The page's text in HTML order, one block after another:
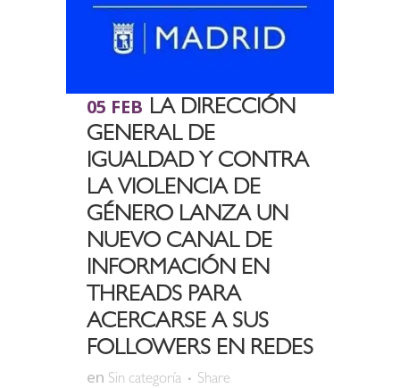
05 FEB LA DIRECCIÓN
GENERAL DE
IGUALDAD Y CONTRA
LA VIOLENCIA DE
GÉNERO LANZA UN
NUEVO CANAL DE
INFORMACIÓN EN
THREADS PARA
ACERCARSE A SUS
FOLLOWERS EN REDES
en Sin categoría Share